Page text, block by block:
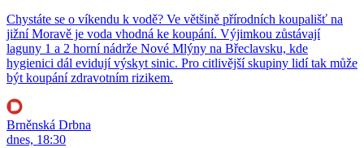
Chystáte se o víkendu k vodě? Ve většině přírodních koupališť na
jižní Moravě je voda vhodná ke koupání. Výjimkou zůstávají
laguny 1 a 2 horní nádrže Nové Mlýny na Břeclavsku, kde
hygienici dál evidují výskyt sinic. Pro citlivější skupiny lidí tak může
být koupání zdravotním rizikem.
Brněnská Drbna
dnes, 18:30